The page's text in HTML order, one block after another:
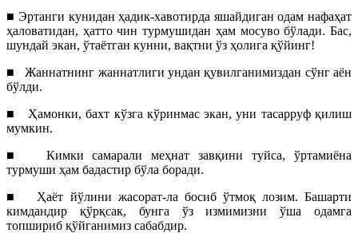
■ Эртанги кунидан ҳадик-хавотирда яшайдиган одам нафаҳат
ҳаловатидан, ҳатто чин турмушидан ҳам мосуво бўлади. Бас,
шундай экан, ўтаётган кунни, вақтни ўз ҳолига қўйинг!
■Жаннатнинг жаннатлиги ундан қувилганимиздан сўнг аён
бўлди.
■ Ҳамонки, бахт кўзга кўринмас экан, уни тасарруф қилиш
мумкин.
■ Кимки самарали меҳнат завқини туйса, ўртамиёна
турмуши ҳам бадастир бўла боради.
■ Ҳаёт йўлини жасорат-ла босиб ўтмоқ лозим. Башарти
кимдандир қўрқсак, бунга ўз измимизни ўша одамга
топшириб қўйганимиз сабабдир.